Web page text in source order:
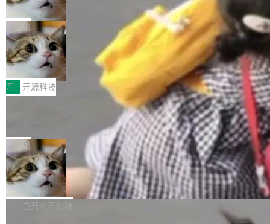
（<a href="https://bugzilla.mozilla.org/show_
bug.cgi?id=204...
orkers 跑了十年 Isolate。用 CEO Matthew Pri
nce 的话说：「我们一生都在用 Isolate 运行代
码，而 AI Agent 不需要容器，它们需要的是 Iso
late。」 容器为什么不合适 容器的问题在于启动
和销毁都太重了。一个 Agent 要执行的任务可能
只需要几毫秒的 CPU 时间，但容器从冷启动到
就绪要花数秒。如果未来有十...
诉讼，称“Apple is getting this wron
g”
上个月，苹果一纸诉状把 OpenAI 告上法庭，指
控其挖角苹果前员工并窃取商业秘密。苹果的诉
状把 OpenAI 描述成一个系统性地从前东家挖
人、套取机密信息的对手。 OpenAI 没发律师
函，也没选择庭外沉默。它在官网贴了一篇博
文，标题只有六个字：Apple is getting this wro
ng。 然后，它把邮件往来和 iMessage 聊天记
录全贴了出来。 他发错人了 苹果外部律师 Gabr
iel Gross 来自 Weil 律所，2 月 23 日下午 5:53
给 OpenAI 总法律顾问 Che Chang 发了封邮
件，附了一封长信，要求 OpenAI 配合调查前苹
果员工带走机密信...
局
HUAWEI MatePad Edge上架WorkBu
ddy鸿蒙PC版，说话就能干活的AI办公
搭子
全能AI工作台WorkBuddy鸿蒙PC版上架HUAWE
I MatePad Edge应用市场，直接下载即可使
用，与鸿蒙电脑上的体验一致。值得一提的是，
这是目前市面上唯一支持平板接入WorkBuddy P
C版的产品，搭载“人机双写”重磅功能——你写
你的，AI写AI的，同屏协作互不干扰。一句话让
AI帮你干活，现在开启全新体验！ 温馨提示：
体验WorkBuddy鸿蒙PC版前，请将 HUAWEI M
atePad Edge 升级至 HarmonyOS 6.1.0.135S
P9 patch03及以上版本。 *升级路径：设置 > 搜
开 开源科技
FFmpeg 9.0 发布：代号“Lei”，以此纪
全球知名开源多媒体框架 FFmpeg 今天正式发
布了 9.0 版本。这个版本除了带来新一代音视频
处理能力和硬件加速支持之外，还有一个特殊之
处：FFmpeg 9.0 的代号是“Lei”。 这个名字，
来自中国开发者雷霄骅（Lei Xiaohua）。 对于
很多中国音视频开发者而言，这个名字并不陌
局
亚马逊成本失控：AI 写代码烧掉 1215
万元，超预算 860%
外媒近日曝光了亚马逊的多份内部报告显示，AI
导致公司在多个项目上超支。《金融时报》报道
白开水不加糖